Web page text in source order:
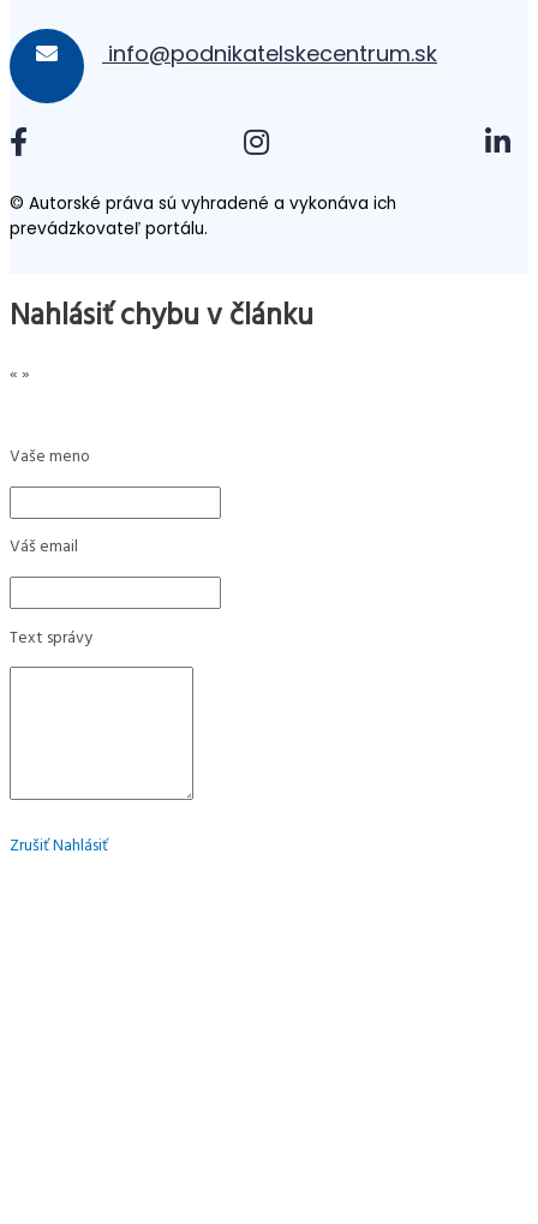
info@podnikatelskecentrum.sk
© Autorské práva sú vyhradené a vykonáva ich
prevádzkovateľ portálu.
Nahlásiť chybu v článku
«»
Vaše meno
Váš email
Text správy
ZrušiťNahlásiť